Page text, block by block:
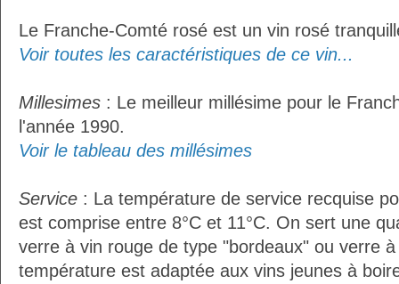
Le Franche-Comté rosé est un vin rosé
Voir toutes les caractéristiques de ce vin...
Millesimes : Le meilleur millésime pour le
l'année 1990.
Voir le tableau des millésimes
Service : La température de service recquise
est comprise entre 8°C et 11°C. On sert une
verre à vin rouge de type "bordeaux" ou verre
température est adaptée aux vins jeunes à